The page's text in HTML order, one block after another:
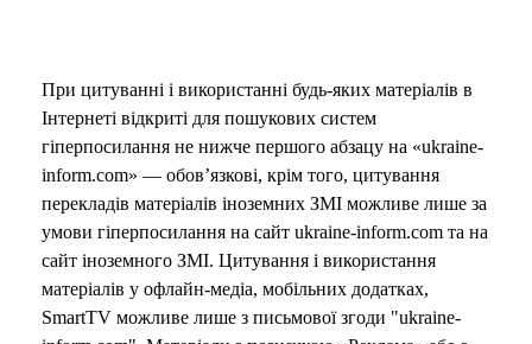
При цитуванні і використанні будь-яких матеріалів в
Інтернеті відкриті для пошукових систем
гіперпосилання не нижче першого абзацу на «ukraine-
inform.com» — обов’язкові, крім того, цитування
перекладів матеріалів іноземних ЗМІ можливе лише за
умови гіперпосилання на сайт ukraine-inform.com та на
сайт іноземного ЗМІ. Цитування і використання
матеріалів у офлайн-медіа, мобільних додатках,
SmartTV можливе лише з письмової згоди "ukraine-